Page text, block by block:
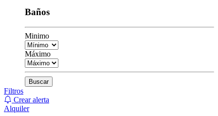
Baños
Minimo
Máximo
Buscar
Filtros
Crear alerta
Alquiler